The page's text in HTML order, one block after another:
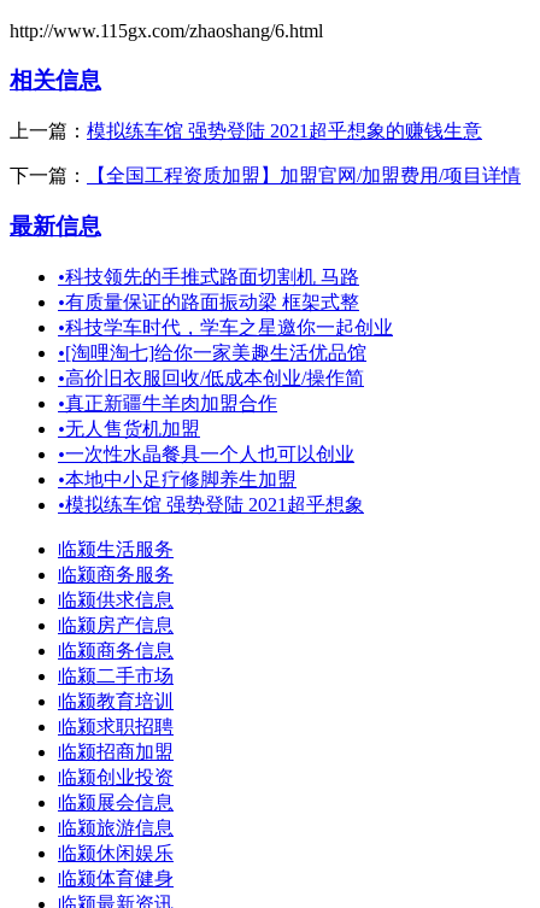
http://www.115gx.com/zhaoshang/6.html
相关信息
上一篇： 模拟练车馆 强势登陆 2021超乎想象的赚钱生意
下一篇： 【全国工程资质加盟】加盟官网/加盟费用/项目详情
最新信息
•科技领先的手推式路面切割机 马路
•有质量保证的路面振动梁 框架式整
•科技学车时代，学车之星邀你一起创业
•[淘哩淘七]给你一家美趣生活优品馆
•高价旧衣服回收/低成本创业/操作简
•真正新疆牛羊肉加盟合作
•无人售货机加盟
•一次性水晶餐具一个人也可以创业
•本地中小足疗修脚养生加盟
•模拟练车馆 强势登陆 2021超乎想象
临颍生活服务
临颍商务服务
临颍供求信息
临颍房产信息
临颍商务信息
临颍二手市场
临颍教育培训
临颍求职招聘
临颍招商加盟
临颍创业投资
临颍展会信息
临颍旅游信息
临颍休闲娱乐
临颍体育健身
临颍最新资讯